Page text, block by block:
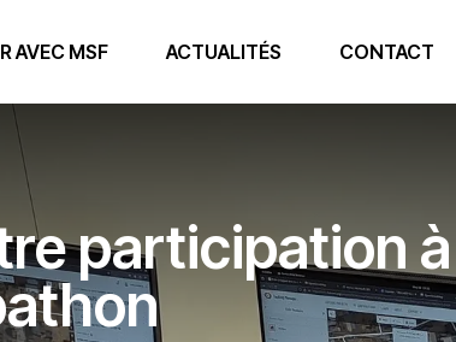
AVEC MSF ACTUALITÉS CONTACT
participation à